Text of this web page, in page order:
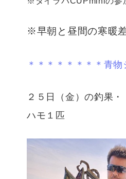
※早朝と昼間の寒暖
＊＊＊＊＊＊＊＊青
２５日（金）の釣果
ハモ１匹